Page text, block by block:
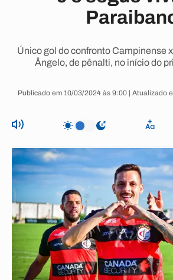
Único gol do confronto Campinense
Ângelo, de pênalti, no início do
Publicado em 10/03/2024 às 9:00 | Atualizado